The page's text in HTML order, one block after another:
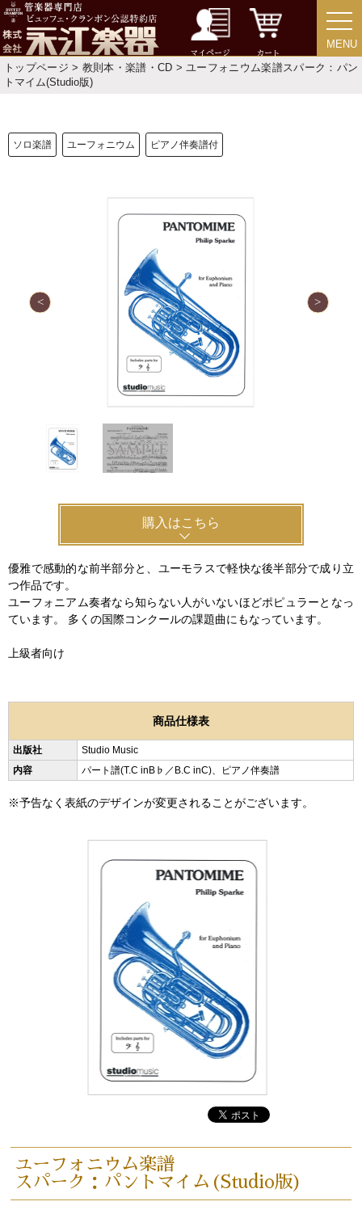
マイページ カート
MENU
MENU
トップページ > 教則本・楽譜・CD > ユーフォニウム楽譜スパーク：パン
トマイム(Studio版)
ソロ楽譜 ユーフォニウム ピアノ伴奏譜付
購入はこちら
優雅で感動的な前半部分と、ユーモラスで軽快な後半部分で成り立
つ作品です。
ユーフォニアム奏者なら知らない人がいないほどポピュラーとなっ
ています。 多くの国際コンクールの課題曲にもなっています。
上級者向け
商品仕様表
出版社
Studio Music
内容
パート譜(T.C inB♭／B.C inC)、ピアノ伴奏譜
※予告なく表紙のデザインが変更されることがございます。
ユーフォニウム楽譜
スパーク：パントマイム(Studio版)
新規会員登録 ログイン・マイページ
よくあるご質問 会社紹介